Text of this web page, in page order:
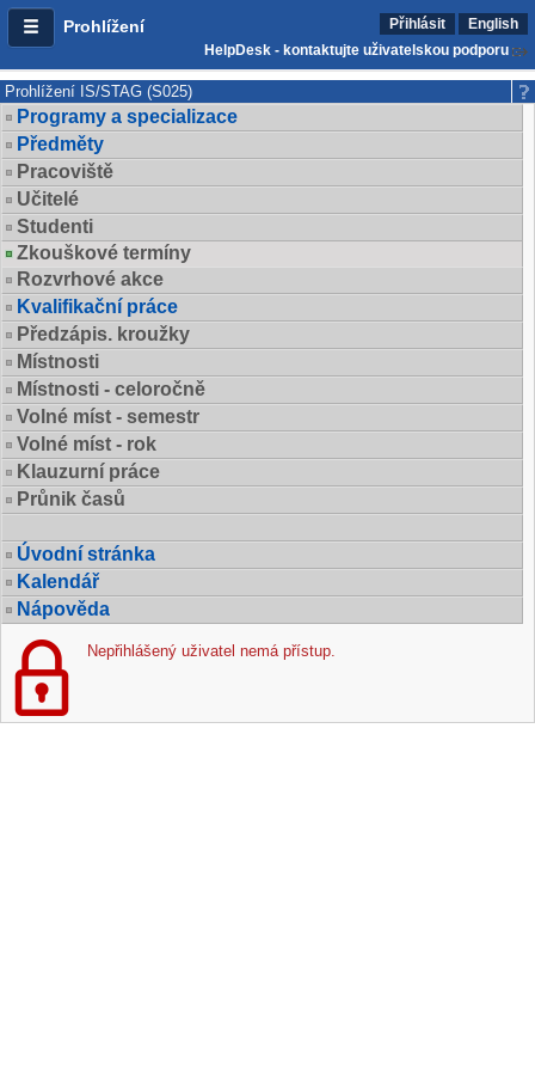
Prohlížení Přihlásit
English
HelpDesk - kontaktujte uživatelskou podporu
Prohlížení IS/STAG (S025)
Programy a specializace
Předměty
Pracoviště
Učitelé
Studenti
Zkouškové termíny
Rozvrhové akce
Kvalifikační práce
Předzápis. kroužky
Místnosti
Místnosti - celoročně
Volné míst - semestr
Volné míst - rok
Klauzurní práce
Průnik časů
Úvodní stránka
Kalendář
Nápověda
Nepřihlášený uživatel nemá přístup.